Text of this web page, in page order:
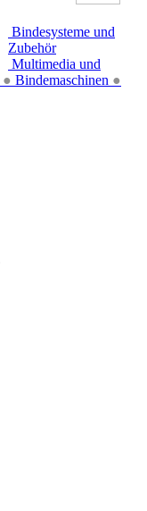
Bindesysteme und
Zubehör
● Bindemaschinen ●
Multimedia und